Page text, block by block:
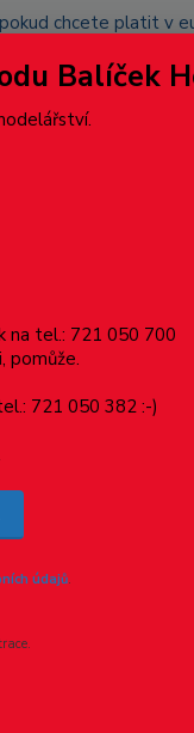
chcete platit
opětovnou platbou
kruhového
řady MS.
1 metr vcelku.
Balíček
na tel.: 721 050 700
pomůže.
721 050 382 :-)
údajů.